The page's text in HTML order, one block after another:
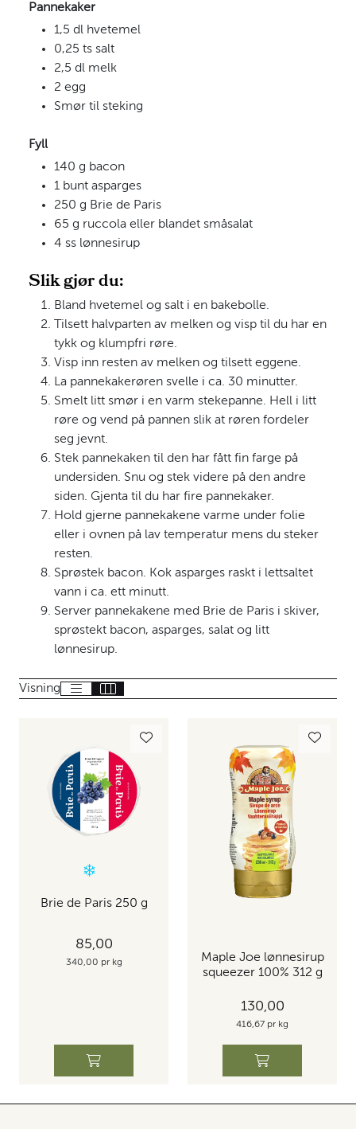
Pannekaker
1,5 dl hvetemel
0,25 ts salt
2,5 dl melk
2 egg
Smør til steking
Fyll
140 g bacon
1 bunt asparges
250 g Brie de Paris
65 g ruccola eller blandet småsalat
4 ss lønnesirup
Slik gjør du:
Bland hvetemel og salt i en bakebolle.
Tilsett halvparten av melken og visp til du har en
tykk og klumpfri røre.
Visp inn resten av melken og tilsett eggene.
La pannekakerøren svelle i ca. 30 minutter.
Smelt litt smør i en varm stekepanne. Hell i litt
røre og vend på pannen slik at røren fordeler
seg jevnt.
Stek pannekaken til den har fått fin farge på
undersiden. Snu og stek videre på den andre
siden. Gjenta til du har fire pannekaker.
Hold gjerne pannekakene varme under folie
eller i ovnen på lav temperatur mens du steker
resten.
Sprøstek bacon. Kok asparges raskt i lettsaltet
vann i ca. ett minutt.
Server pannekakene med Brie de Paris i skiver,
sprøstekt bacon, asparges, salat og litt
lønnesirup.
Visning
Brie de Paris 250 g
85,00
340,00 pr kg
Maple Joe lønnesirup
squeezer 100% 312 g
130,00
416,67 pr kg